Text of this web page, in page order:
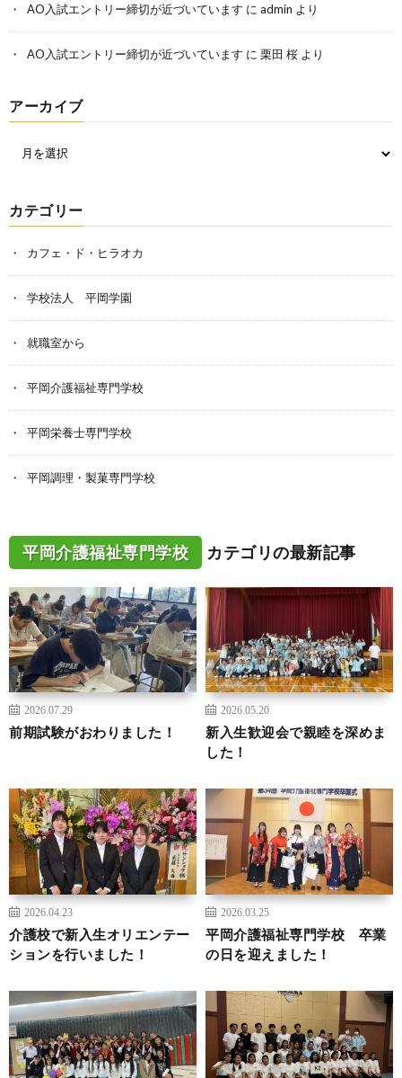
AO入試エントリー締切が近づいています に admin より
AO入試エントリー締切が近づいています に 栗田 桜 より
アーカイブ
カテゴリー
カフェ・ド・ヒラオカ
学校法人 平岡学園
就職室から
平岡介護福祉専門学校
平岡栄養士専門学校
平岡調理・製菓専門学校
平岡介護福祉専門学校 カテゴリの最新記事
2026.07.29
前期試験がおわりました！
2026.05.20
新入生歓迎会で親睦を深めま
した！
2026.04.23
介護校で新入生オリエンテー
ションを行いました！
2026.03.25
平岡介護福祉専門学校 卒業
の日を迎えました！